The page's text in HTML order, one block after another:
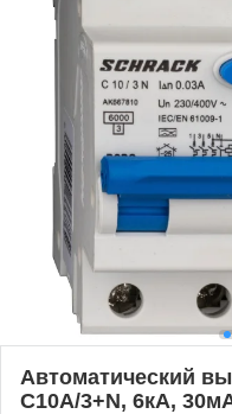
Автоматический
C10А/3+N, 6кА,